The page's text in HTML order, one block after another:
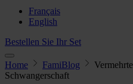
Français
English
Bestellen Sie Ihr Set
Home FamiBlog
Schwangerschaft